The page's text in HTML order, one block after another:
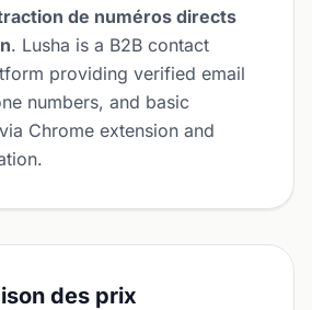
de numéros directs
. Lusha is a B2B contact
providing verified email
numbers, and basic
Chrome extension and
des prix